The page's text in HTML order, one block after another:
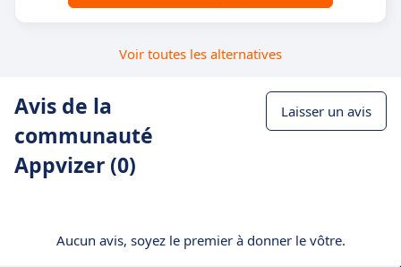
Voir toutes les alternatives
Avis de la
communauté
Appvizer (0)
Laisser un avis
Aucun avis, soyez le premier à donner le vôtre.